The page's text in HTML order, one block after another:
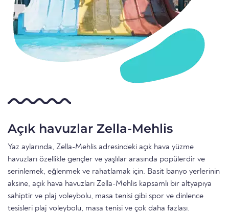
Açık havuzlar Zella-Mehlis
Yaz aylarında, Zella-Mehlis adresindeki açık hava yüzme
havuzları özellikle gençler ve yaşlılar arasında popülerdir ve
serinlemek, eğlenmek ve rahatlamak için. Basit banyo yerlerinin
aksine, açık hava havuzları Zella-Mehlis kapsamlı bir altyapıya
sahiptir ve plaj voleybolu, masa tenisi gibi spor ve dinlence
tesisleri plaj voleybolu, masa tenisi ve çok daha fazlası.